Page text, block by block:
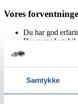
Samtykke
Vores
Du har god
Du er mødestabil
Du kan lide at
Du har en
Hvad vi kan